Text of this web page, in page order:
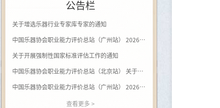
公告栏
关于增选乐器行业专家库专家的通知
中国乐器协会职业能力评价总站（广州站） 2026年第一批《钢琴及键盘乐器制作工》登记评价通知
关于开展强制性国家标准评估工作的通知
中国乐器协会职业能力评价总站（北京站） 关于开展（黑河学院）钢琴调律师职业等级评价的通知
中国乐器协会职业能力评价总站（广州站） 2026年广西站钢琴调律师等级评价通知
查看更多 >